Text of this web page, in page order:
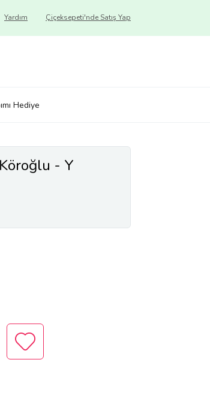
Çiçeksepeti'nde Satış Yap
Yardım
Hediye
- Y